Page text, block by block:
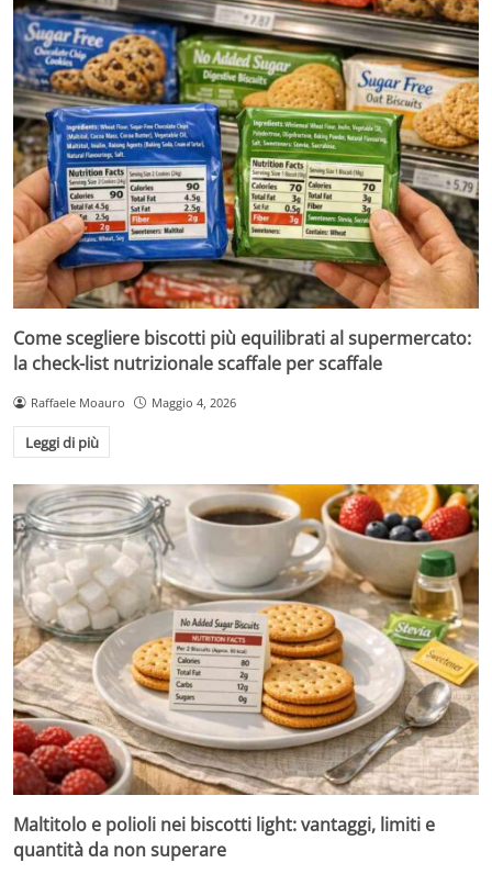
Come scegliere biscotti più equilibrati al supermercato:
la check-list nutrizionale scaffale per scaffale
Raffaele Moauro Maggio 4, 2026
Leggi di più
Maltitolo e polioli nei biscotti light: vantaggi, limiti e
quantità da non superare